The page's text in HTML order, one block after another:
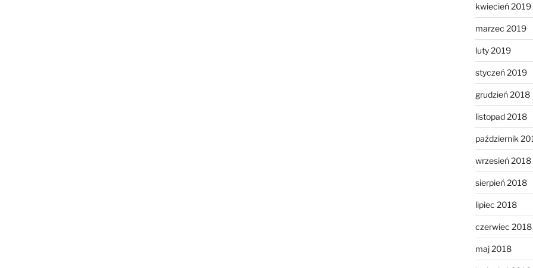
kwiecień 2019
marzec 2019
luty 2019
styczeń 2019
grudzień 2018
listopad 2018
październik
wrzesień 2018
sierpień 2018
lipiec 2018
czerwiec 2018
maj 2018